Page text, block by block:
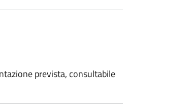
prevista, consultabile